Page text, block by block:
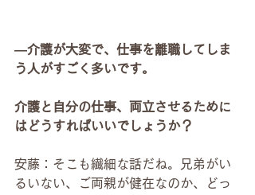
―介護が大変で、仕事を離職してしま
う人がすごく多いです。
介護と自分の仕事、両立させるために
はどうすればいいでしょうか？
安藤：そこも繊細な話だね。兄弟がい
るいない、ご両親が健在なのか、どっ